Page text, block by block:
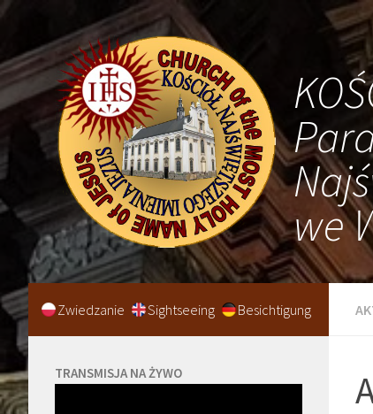
we
Zwiedzanie Sightseeing Besichtigung
TRANSMISJA NA ŻYWO